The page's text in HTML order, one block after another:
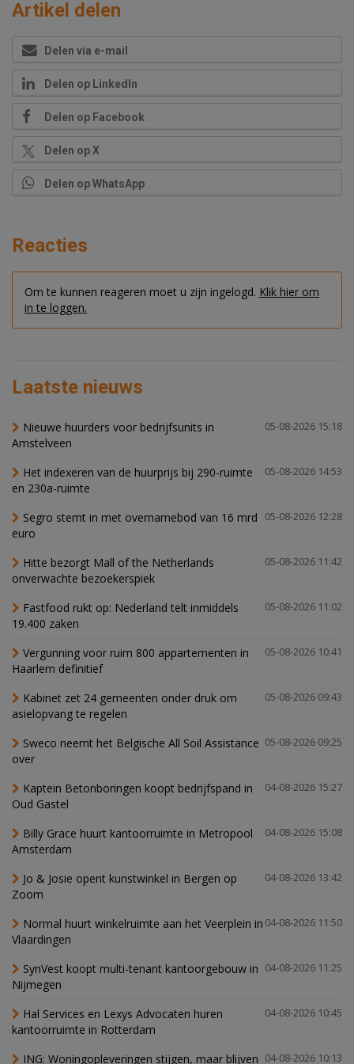
Artikel delen
Delen via e-mail
Delen op LinkedIn
Delen op Facebook
Delen op X
Delen op WhatsApp
Reacties
Om te kunnen reageren moet u zijn ingelogd. Klik hier om
in te loggen.
Laatste nieuws
05-08-2026 15:18
Nieuwe huurders voor bedrijfsunits in
Amstelveen
05-08-2026 14:53
Het indexeren van de huurprijs bij 290-ruimte
en 230a-ruimte
05-08-2026 12:28
Segro stemt in met overnamebod van 16 mrd
euro
05-08-2026 11:42
Hitte bezorgt Mall of the Netherlands
onverwachte bezoekerspiek
05-08-2026 11:02
Fastfood rukt op: Nederland telt inmiddels
19.400 zaken
05-08-2026 10:41
Vergunning voor ruim 800 appartementen in
Haarlem definitief
05-08-2026 09:43
Kabinet zet 24 gemeenten onder druk om
asielopvang te regelen
05-08-2026 09:25
Sweco neemt het Belgische All Soil Assistance
over
04-08-2026 15:27
Kaptein Betonboringen koopt bedrijfspand in
Oud Gastel
04-08-2026 15:08
Billy Grace huurt kantoorruimte in Metropool
Amsterdam
04-08-2026 13:42
Jo & Josie opent kunstwinkel in Bergen op
Zoom
04-08-2026 11:50
Normal huurt winkelruimte aan het Veerplein in
Vlaardingen
04-08-2026 11:25
SynVest koopt multi-tenant kantoorgebouw in
Nijmegen
04-08-2026 10:45
Hal Services en Lexys Advocaten huren
kantoorruimte in Rotterdam
04-08-2026 10:13
ING: Woningopleveringen stijgen, maar blijven